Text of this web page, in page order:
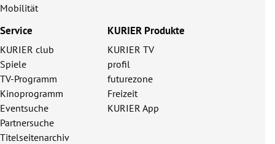
Mobilität
Service
KURIER club
Spiele
TV-Programm
Kinoprogramm
Eventsuche
Partnersuche
Titelseitenarchiv
KURIER Produkte
KURIER TV
profil
futurezone
Freizeit
KURIER App